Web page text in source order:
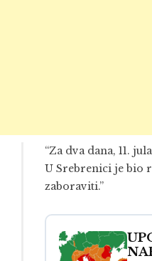
“Za dva dana, 11.
U Srebrenici je bio
zaboraviti.”